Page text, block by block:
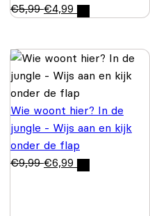
€5,99 €4,99
Wie woont hier? In de
jungle - Wijs aan en kijk
onder de flap
€9,99 €6,99